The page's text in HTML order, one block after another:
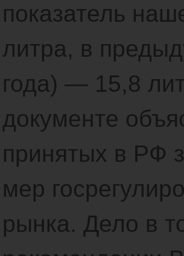
показатель
литра, в
года) — 15,8
документе
принятых в РФ
мер
рынка. Дело в